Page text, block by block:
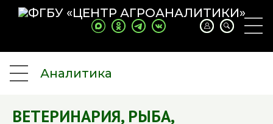
Аналитика
ВЕТЕРИНАРИЯ, РЫБА,